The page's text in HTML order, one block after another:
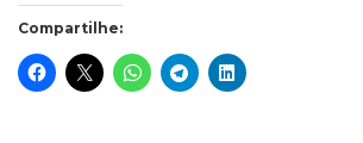
Compartilhe: